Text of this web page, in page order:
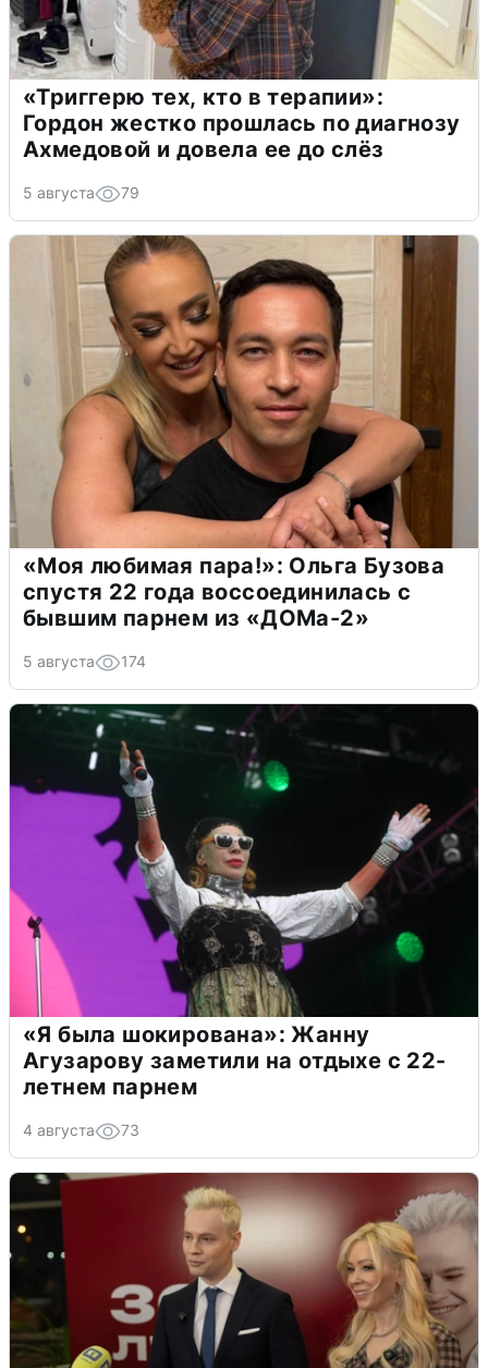
«Триггерю тех, кто в терапии»:
Гордон жестко прошлась по диагнозу
Ахмедовой и довела ее до слёз
5 августа 79
«Моя любимая пара!»: Ольга Бузова
спустя 22 года воссоединилась с
бывшим парнем из «ДОМа-2»
5 августа 174
«Я была шокирована»: Жанну
Агузарову заметили на отдыхе с 22-
летнем парнем
4 августа 73